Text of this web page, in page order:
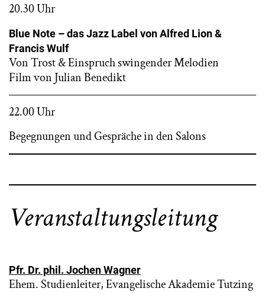
20.30 Uhr
Blue Note – das Jazz Label von Alfred Lion &
Francis Wulf
Von Trost & Einspruch swingender Melodien
Film von Julian Benedikt
22.00 Uhr
Begegnungen und Gespräche in den Salons
Veranstaltungsleitung
Pfr. Dr. phil. Jochen Wagner
Ehem. Studienleiter, Evangelische Akademie Tutzing